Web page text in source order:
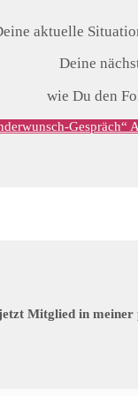
aktuelle
Deine
wie Du den
Gespräch“
Mitglied in